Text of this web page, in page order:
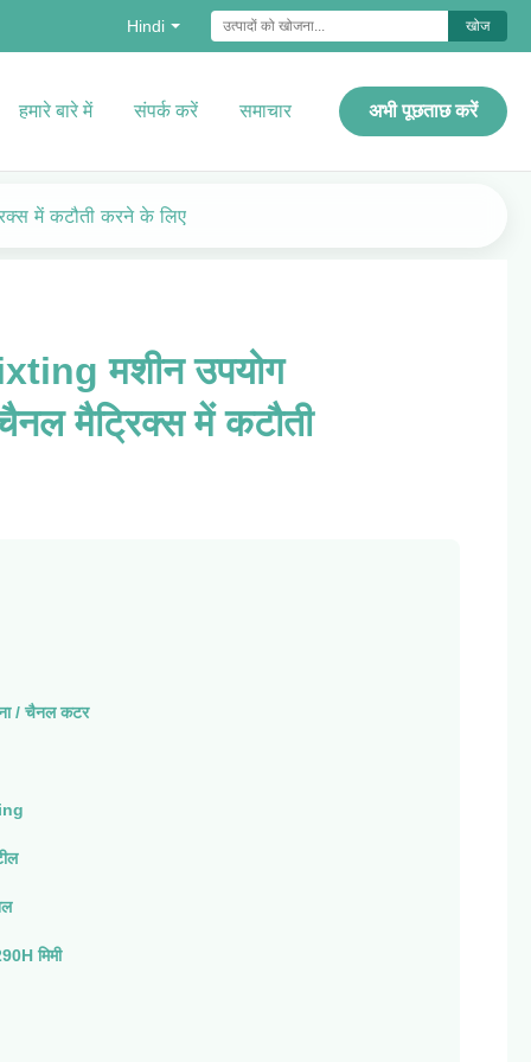
Hindi खोज
हमारे बारे में संपर्क करें समाचार अभी पूछताछ करें
में कटौती करने के लिए
मशीन उपयोग
मैट्रिक्स में कटौती
/ चैनल कटर
मिमी